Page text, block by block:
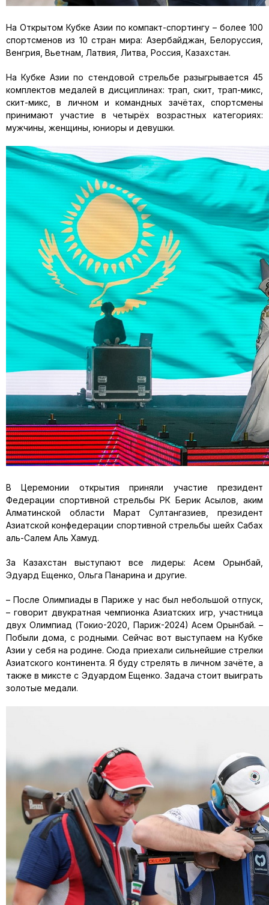
На Открытом Кубке Азии по компакт-спортингу – более 100
спортсменов из 10 стран мира: Азербайджан, Белоруссия,
Венгрия, Вьетнам, Латвия, Литва, Россия, Казахстан.
На Кубке Азии по стендовой стрельбе разыгрывается 45
комплектов медалей в дисциплинах: трап, скит, трап-микс,
скит-микс, в личном и командных зачётах, спортсмены
принимают участие в четырёх возрастных категориях:
мужчины, женщины, юниоры и девушки.
В Церемонии открытия приняли участие президент
Федерации спортивной стрельбы РК Берик Асылов, аким
Алматинской области Марат Султангазиев, президент
Азиатской конфедерации спортивной стрельбы шейх Сабах
аль-Салем Аль Хамуд.
За Казахстан выступают все лидеры: Асем Орынбай,
Эдуард Ещенко, Ольга Панарина и другие.
– После Олимпиады в Париже у нас был небольшой отпуск,
– говорит двукратная чемпионка Азиатских игр, участница
двух Олимпиад (Токио-2020, Париж-2024) Асем Орынбай. –
Побыли дома, с родными. Сейчас вот выступаем на Кубке
Азии у себя на родине. Сюда приехали сильнейшие стрелки
Азиатского континента. Я буду стрелять в личном зачёте, а
также в миксте с Эдуардом Ещенко. Задача стоит выиграть
золотые медали.